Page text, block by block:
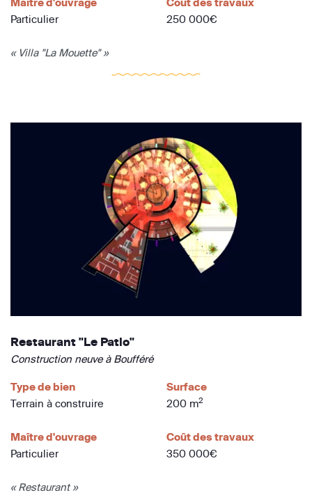
Particulier
250 000€
« Villa "La Mouette" »
Restaurant "Le Patio"
Construction neuve à Boufféré
Type de bien
Terrain à construire
Surface
200 m2
Maître d'ouvrage
Particulier
Coût des travaux
350 000€
« Restaurant »